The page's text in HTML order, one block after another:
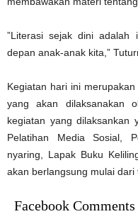
”Literasi sejak dini adalah
depan anak-anak kita,”
Kegiatan hari ini
yang akan dilaksanakan
kegiatan yang dilaksankan
Pelatihan Media Sosial,
nyaring, Lapak Buku
akan berlangsung mulai dari
Facebook